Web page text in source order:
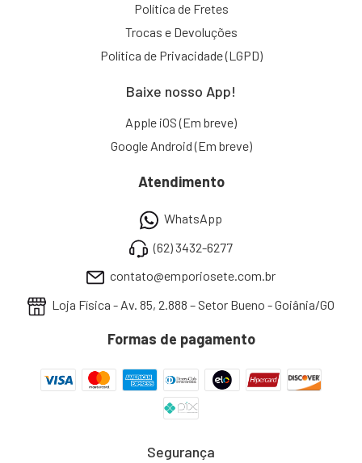
Política de Fretes
Trocas e Devoluções
Política de Privacidade (LGPD)
Baixe nosso App!
Apple iOS (Em breve)
Google Android (Em breve)
Atendimento
WhatsApp
(62) 3432-6277
contato@emporiosete.com.br
Loja Física - Av. 85, 2.888 – Setor Bueno - Goiânia/GO
Formas de pagamento
Segurança